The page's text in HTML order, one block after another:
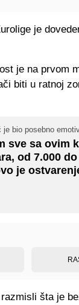
je
je na prvom
biti u ratnoj
je bio posebno
sve sa ovim
od 7.000
je
šta je